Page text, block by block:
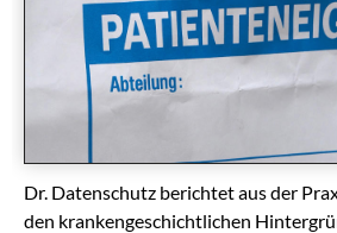
Dr. Datenschutz berichtet aus der
den krankengeschichtlichen